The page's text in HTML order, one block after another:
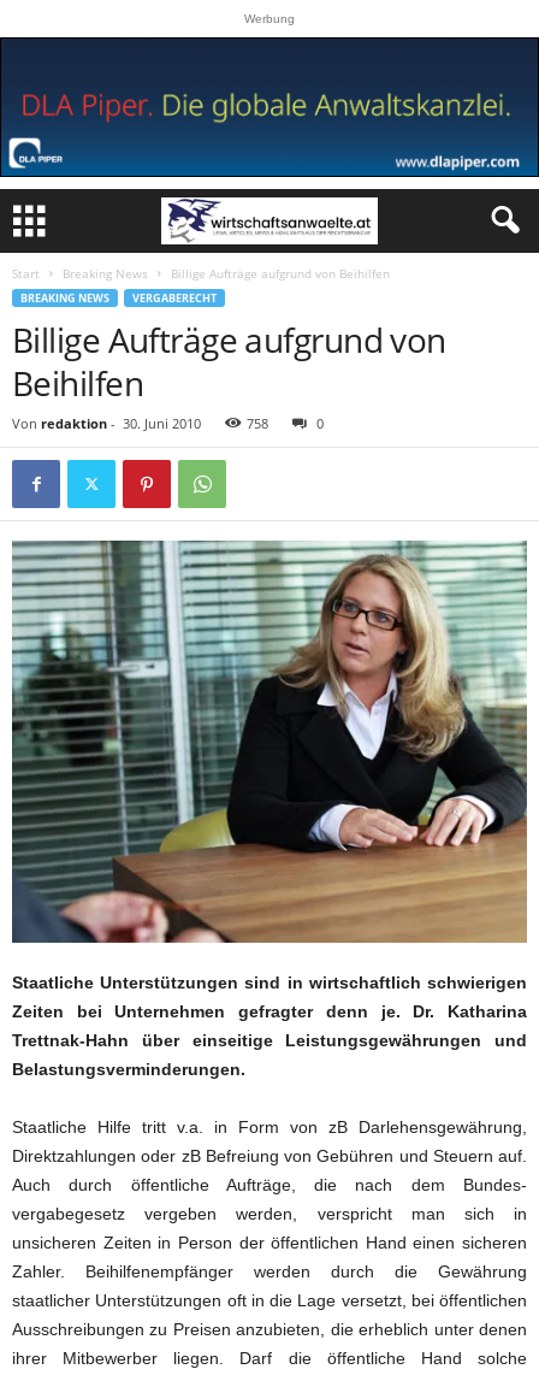
Werbung
Start Breaking News Billige Aufträge aufgrund von Beihilfen
BREAKING NEWS VERGABERECHT
Billige Aufträge aufgrund von
Beihilfen
Von redaktion - 30. Juni 2010 758 0
Staatliche Unterstützungen sind in wirtschaftlich schwierigen
Zeiten bei Unternehmen gefragter denn je. Dr. Katharina
Trettnak-Hahn über einseitige Leistungsgewährungen und
Belastungsverminderungen.
Staatliche Hilfe tritt v.a. in Form von zB Darlehensgewährung,
Direktzahlungen oder zB Befreiung von Gebühren und Steuern auf.
Auch durch öffentliche Aufträge, die nach dem Bundes-
vergabegesetz vergeben werden, verspricht man sich in
unsicheren Zeiten in Person der öffentlichen Hand einen sicheren
Zahler. Beihilfenempfänger werden durch die Gewährung
staatlicher Unterstützungen oft in die Lage versetzt, bei öffentlichen
Ausschreibungen zu Preisen anzubieten, die erheblich unter denen
ihrer Mitbewerber liegen. Darf die öffentliche Hand solche